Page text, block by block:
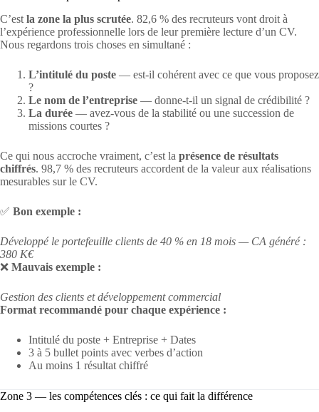
C’est la zone la plus scrutée. 82,6 % des recruteurs vont droit à
l’expérience professionnelle lors de leur première lecture d’un CV.
Nous regardons trois choses en simultané :
L’intitulé du poste — est-il cohérent avec ce que vous proposez
?
Le nom de l’entreprise — donne-t-il un signal de crédibilité ?
La durée — avez-vous de la stabilité ou une succession de
missions courtes ?
Ce qui nous accroche vraiment, c’est la présence de résultats
chiffrés. 98,7 % des recruteurs accordent de la valeur aux réalisations
mesurables sur le CV.
✅ Bon exemple :
Développé le portefeuille clients de 40 % en 18 mois — CA généré :
380 K€
❌ Mauvais exemple :
Gestion des clients et développement commercial
Format recommandé pour chaque expérience :
Intitulé du poste + Entreprise + Dates
3 à 5 bullet points avec verbes d’action
Au moins 1 résultat chiffré
Zone 3 — les compétences clés : ce qui fait la différence